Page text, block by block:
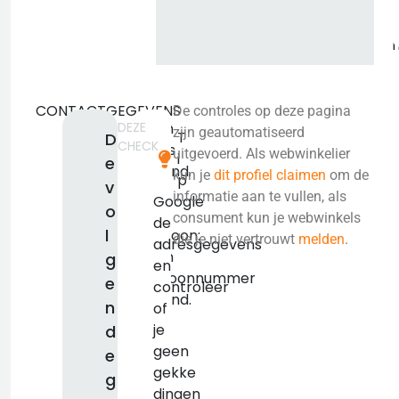
CONTACTGEGEVENS
D
e
v
o
l
g
e
n
d
e
g
Geen
adres
bekend.
KVK:
false
Telefoon:
Geen
telefoonnummer
bekend.
T
i
p
Google
de
adresgegevens
en
controleer
of
je
geen
gekke
dingen
DEZE
CHECK
De controles op deze pagina
zijn geautomatiseerd
uitgevoerd. Als webwinkelier
kun je dit profiel claimen om de
informatie aan te vullen, als
consument kun je webwinkels
die je niet vertrouwt melden.